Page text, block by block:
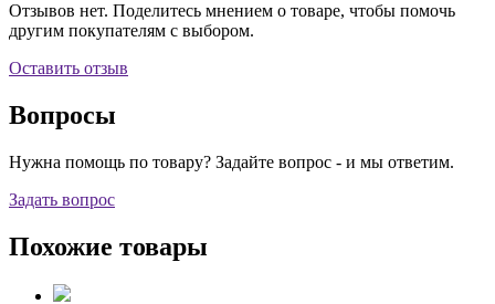
Отзывов нет. Поделитесь мнением о товаре, чтобы помочь
другим покупателям с выбором.
Оставить отзыв
Вопросы
Нужна помощь по товару? Задайте вопрос - и мы ответим.
Задать вопрос
Похожие товары